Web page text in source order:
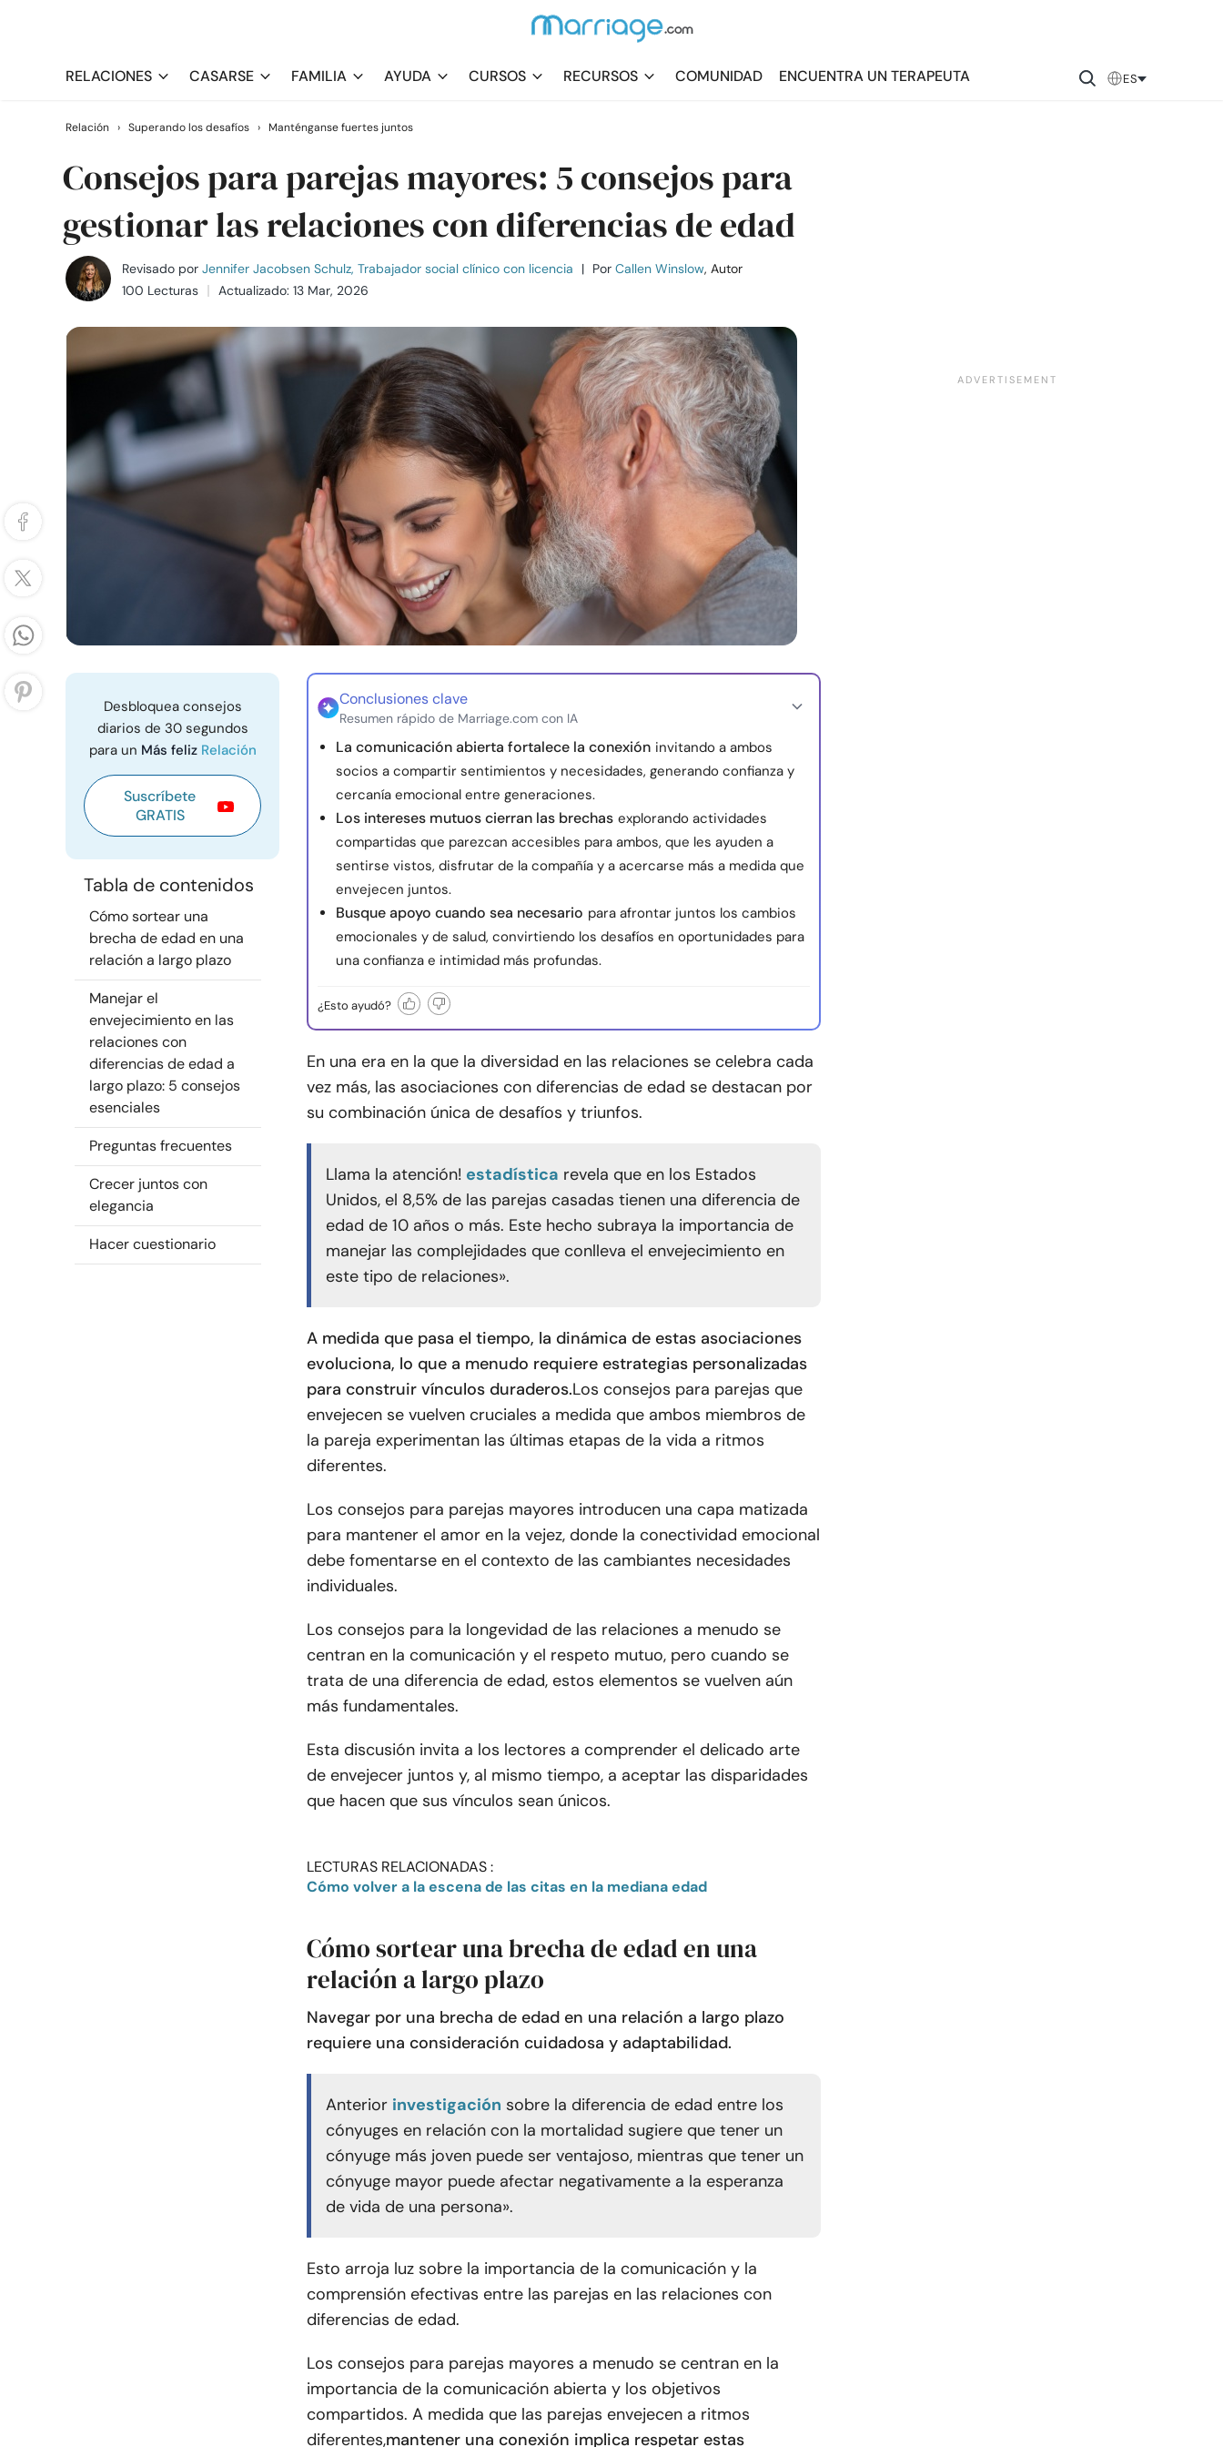
RELACIONES CASARSE FAMILIA AYUDA CURSOS RECURSOS COMUNIDAD ENCUENTRA UN TERAPEUTA ES
Relación › Superando los desafíos › Manténganse fuertes juntos
Consejos para parejas mayores: 5 consejos para
gestionar las relaciones con diferencias de edad
Revisado por Jennifer Jacobsen Schulz, Trabajador social clínico con licencia | Por Callen Winslow, Autor
100 Lecturas
Actualizado: 13 Mar, 2026
Desbloquea consejos
diarios de 30 segundos
para un Más feliz Relación
Suscríbete
GRATIS
Tabla de contenidos
Cómo sortear una
brecha de edad en una
relación a largo plazo
Manejar el
envejecimiento en las
relaciones con
diferencias de edad a
largo plazo: 5 consejos
esenciales
Preguntas frecuentes
Crecer juntos con
elegancia
Hacer cuestionario
Conclusiones clave
Resumen rápido de Marriage.com con IA
La comunicación abierta fortalece la conexión invitando a ambos
socios a compartir sentimientos y necesidades, generando confianza y
cercanía emocional entre generaciones.
Los intereses mutuos cierran las brechas explorando actividades
compartidas que parezcan accesibles para ambos, que les ayuden a
sentirse vistos, disfrutar de la compañía y a acercarse más a medida que
envejecen juntos.
Busque apoyo cuando sea necesario para afrontar juntos los cambios
emocionales y de salud, convirtiendo los desafíos en oportunidades para
una confianza e intimidad más profundas.
¿Esto ayudó?
En una era en la que la diversidad en las relaciones se celebra cada
vez más, las asociaciones con diferencias de edad se destacan por
su combinación única de desafíos y triunfos.
Llama la atención! estadística revela que en los Estados
Unidos, el 8,5% de las parejas casadas tienen una diferencia de
edad de 10 años o más. Este hecho subraya la importancia de
manejar las complejidades que conlleva el envejecimiento en
este tipo de relaciones».
A medida que pasa el tiempo, la dinámica de estas asociaciones
evoluciona, lo que a menudo requiere estrategias personalizadas
para construir vínculos duraderos.Los consejos para parejas que
envejecen se vuelven cruciales a medida que ambos miembros de
la pareja experimentan las últimas etapas de la vida a ritmos
diferentes.
Los consejos para parejas mayores introducen una capa matizada
para mantener el amor en la vejez, donde la conectividad emocional
debe fomentarse en el contexto de las cambiantes necesidades
individuales.
Los consejos para la longevidad de las relaciones a menudo se
centran en la comunicación y el respeto mutuo, pero cuando se
trata de una diferencia de edad, estos elementos se vuelven aún
más fundamentales.
Esta discusión invita a los lectores a comprender el delicado arte
de envejecer juntos y, al mismo tiempo, a aceptar las disparidades
que hacen que sus vínculos sean únicos.
LECTURAS RELACIONADAS :
Cómo volver a la escena de las citas en la mediana edad
Cómo sortear una brecha de edad en una
relación a largo plazo
Navegar por una brecha de edad en una relación a largo plazo
requiere una consideración cuidadosa y adaptabilidad.
Anterior investigación sobre la diferencia de edad entre los
cónyuges en relación con la mortalidad sugiere que tener un
cónyuge más joven puede ser ventajoso, mientras que tener un
cónyuge mayor puede afectar negativamente a la esperanza
de vida de una persona».
Esto arroja luz sobre la importancia de la comunicación y la
comprensión efectivas entre las parejas en las relaciones con
diferencias de edad.
Los consejos para parejas mayores a menudo se centran en la
importancia de la comunicación abierta y los objetivos
compartidos. A medida que las parejas envejecen a ritmos
diferentes,mantener una conexión implica respetar estas